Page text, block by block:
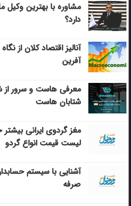
مشاوره با بهترین وکیل
دارد؟
آنالیز اقتصاد کلان از
آفرین
معرفی هاست و سرور
شتابان هاست
مغز گردوی ایرانی
لیست قیمت انواع گردو
آشنایی با سیستم
صرفه